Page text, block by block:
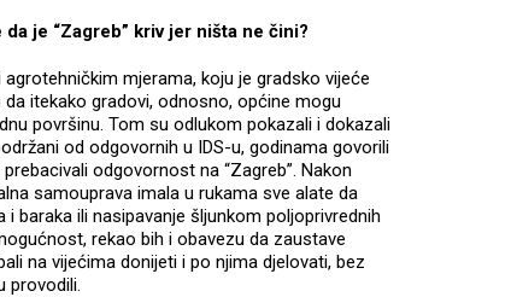
je “Zagreb” kriv jer ništa ne čini?
mjerama, koju je gradsko vijeće
itekako gradovi, odnosno, općine mogu
površinu. Tom su odlukom pokazali i dokazali
od odgovornih u IDS-u, godinama govorili
odgovornost na “Zagreb”. Nakon
samouprava imala u rukama sve alate da
baraka ili nasipavanje šljunkom poljoprivrednih
rekao bih i obavezu da zaustave
na vijećima donijeti i po njima djelovati, bez
provodili.